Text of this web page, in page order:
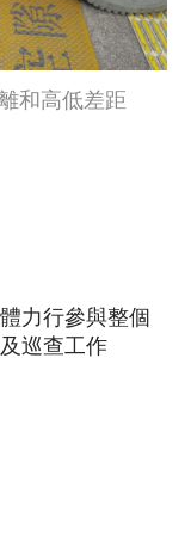
和高低差距
力行參與整個
巡查工作